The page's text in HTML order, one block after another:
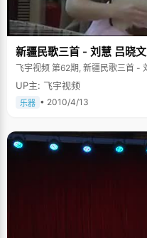
新疆民歌三首 - 刘慧 吕晓
飞宇视频 第62期, 新疆民歌三首 -
UP主: 飞宇视频
乐器 • 2010/4/13